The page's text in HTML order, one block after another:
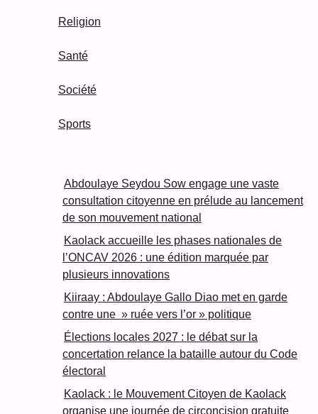
Religion
Santé
Société
Sports
Abdoulaye Seydou Sow engage une vaste
consultation citoyenne en prélude au lancement
de son mouvement national
Kaolack accueille les phases nationales de
l’ONCAV 2026 : une édition marquée par
plusieurs innovations
Kiiraay : Abdoulaye Gallo Diao met en garde
contre une » ruée vers l’or » politique
Élections locales 2027 : le débat sur la
concertation relance la bataille autour du Code
électoral
Kaolack : le Mouvement Citoyen de Kaolack
organise une journée de circoncision gratuite